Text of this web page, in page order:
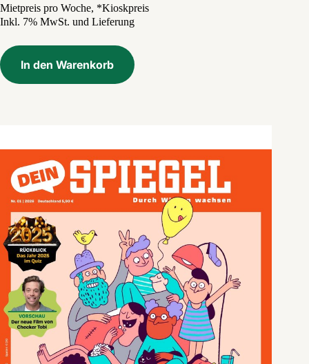
Preis
war:
Preis
ist:
Mietpreis pro Woche, *Kioskpreis
Inkl. 7% MwSt. und Lieferung
In den Warenkorb